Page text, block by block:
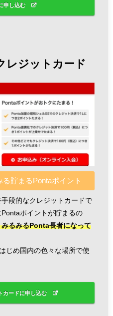
申し込む
レジットカード
貯まるPontaポイント
段的なクレジットカードで
ポイントが貯まるの
るみるPonta長者になって
じめ国内の色々な場所で使
カードに申し込む